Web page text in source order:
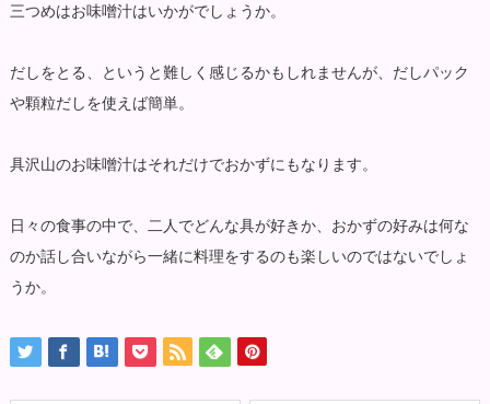
三つめはお味噌汁はいかがでしょうか。
だしをとる、というと難しく感じるかもしれませんが、だしパック
や顆粒だしを使えば簡単。
具沢山のお味噌汁はそれだけでおかずにもなります。
日々の食事の中で、二人でどんな具が好きか、おかずの好みは何な
のか話し合いながら一緒に料理をするのも楽しいのではないでしょ
うか。